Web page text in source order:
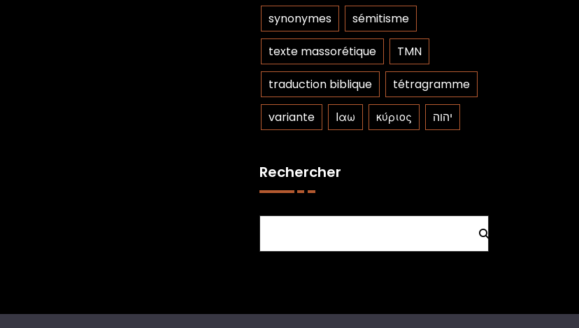
synonymes sémitisme
texte massorétique TMN
traduction biblique tétragramme
variante Ιαω κύριος יהוה
Rechercher